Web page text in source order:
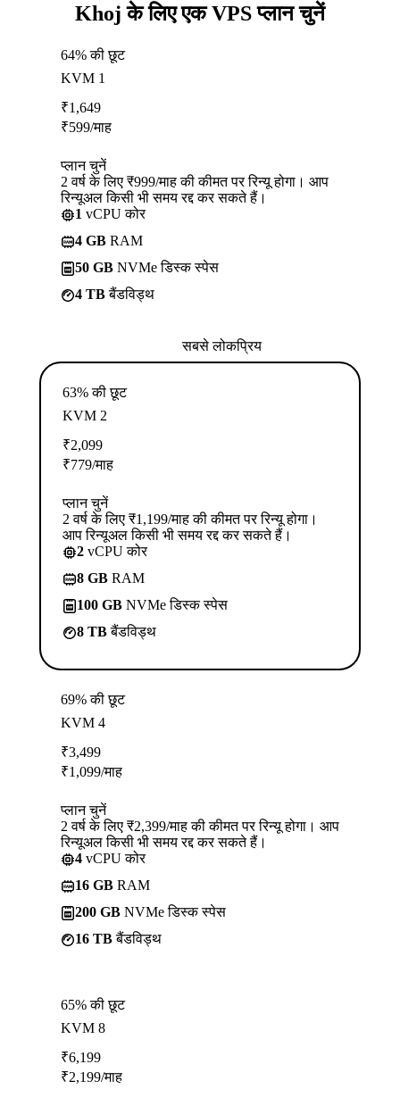
Khoj के लिए एक VPS प्लान चुनें
64% की छूट
KVM 1
₹1,649
₹599/माह
प्लान चुनें
2 वर्ष के लिए ₹999/माह की कीमत पर रिन्यू होगा। आप
रिन्यूअल किसी भी समय रद्द कर सकते हैं।
1 vCPU कोर
4 GB RAM
50 GB NVMe डिस्क स्पेस
4 TBबैंडविड्थ
सबसे लोकप्रिय
63% की छूट
KVM 2
₹2,099
₹779/माह
प्लान चुनें
2 वर्ष के लिए ₹1,199/माह की कीमत पर रिन्यू होगा।
आप रिन्यूअल किसी भी समय रद्द कर सकते हैं।
2 vCPU कोर
8 GB RAM
100 GB NVMe डिस्क स्पेस
8 TBबैंडविड्थ
69% की छूट
KVM 4
₹3,499
₹1,099/माह
प्लान चुनें
2 वर्ष के लिए ₹2,399/माह की कीमत पर रिन्यू होगा। आप
रिन्यूअल किसी भी समय रद्द कर सकते हैं।
4 vCPU कोर
16 GB RAM
200 GB NVMe डिस्क स्पेस
16 TBबैंडविड्थ
65% की छूट
KVM 8
₹6,199
₹2,199/माह